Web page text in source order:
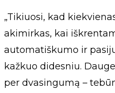
„Tikiuosi, kad
akimirkas, kai
automatiškumo ir
kažkuo didesniu.
per dvasingumą –